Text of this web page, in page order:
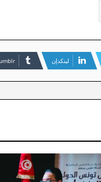
لينكدإن